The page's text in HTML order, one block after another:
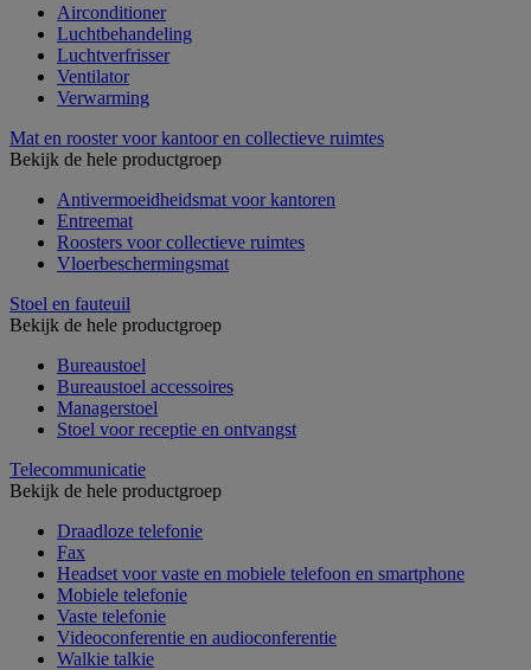
Airconditioner
Luchtbehandeling
Luchtverfrisser
Ventilator
Verwarming
Mat en rooster voor kantoor en collectieve ruimtes
Bekijk de hele productgroep
Antivermoeidheidsmat voor kantoren
Entreemat
Roosters voor collectieve ruimtes
Vloerbeschermingsmat
Stoel en fauteuil
Bekijk de hele productgroep
Bureaustoel
Bureaustoel accessoires
Managerstoel
Stoel voor receptie en ontvangst
Telecommunicatie
Bekijk de hele productgroep
Draadloze telefonie
Fax
Headset voor vaste en mobiele telefoon en smartphone
Mobiele telefonie
Vaste telefonie
Videoconferentie en audioconferentie
Walkie talkie